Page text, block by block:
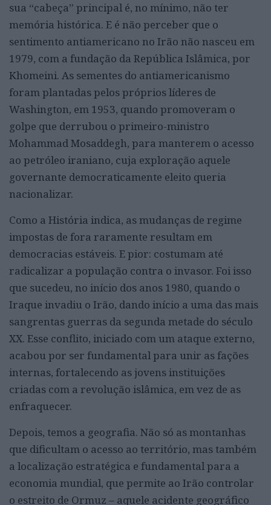
sua “cabeça” principal é, no mínimo, não ter
memória histórica. E é não perceber que o
sentimento antiamericano no Irão não nasceu em
1979, com a fundação da República Islâmica, por
Khomeini. As sementes do antiamericanismo
foram plantadas pelos próprios líderes de
Washington, em 1953, quando promoveram o
golpe que derrubou o primeiro-ministro
Mohammad Mosaddegh, para manterem o acesso
ao petróleo iraniano, cuja exploração aquele
governante democraticamente eleito queria
nacionalizar.
Como a História indica, as mudanças de regime
impostas de fora raramente resultam em
democracias estáveis. E pior: costumam até
radicalizar a população contra o invasor. Foi isso
que sucedeu, no início dos anos 1980, quando o
Iraque invadiu o Irão, dando início a uma das mais
sangrentas guerras da segunda metade do século
XX. Esse conflito, iniciado com um ataque externo,
acabou por ser fundamental para unir as fações
internas, fortalecendo as jovens instituições
criadas com a revolução islâmica, em vez de as
enfraquecer.
Depois, temos a geografia. Não só as montanhas
que dificultam o acesso ao território, mas também
a localização estratégica e fundamental para a
economia mundial, que permite ao Irão controlar
o estreito de Ormuz – aquele acidente geográfico